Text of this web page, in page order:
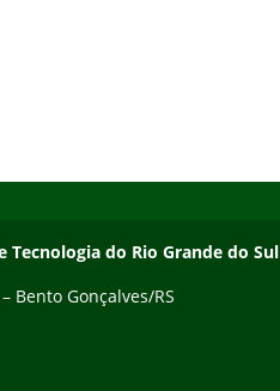
Tecnologia do Rio Grande do Sul
Bento Gonçalves/RS